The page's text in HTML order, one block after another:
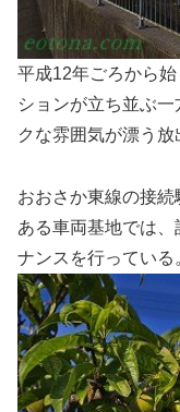
平成12年ごろから
ションが立ち並ぶ
クな雰囲気が漂う放
おおさか東線の接
ある車両基地では
ナンスを行っている